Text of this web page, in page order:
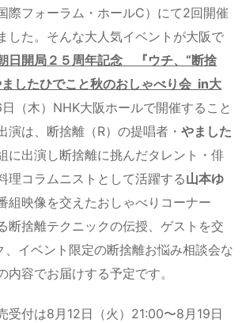
際フォーラム・ホールC）にて2回開催
した。そんな大人気イベントが大阪で
日開局２５周年記念 『ウチ、“断捨
したひでこと秋のおしゃべり会 in大
日（木）NHK大阪ホールで開催すること
演は、断捨離（R）の提唱者・ やました
に出演し断捨離に挑んだタレント・俳
理コラムニストとして活躍する山本ゆ
組映像を交えたおしゃべりコーナー
断捨離テクニックの伝授、ゲストを交
、イベント限定の断捨離お悩み相談会な
内容でお届けする予定です。
受付は8月12日（火）21:00〜8月19日